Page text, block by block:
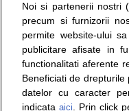
Noi si partenerii nostri
precum si furnizorii
permite website-ului
publicitare afisate in
functionalitati aferente
Beneficiati de
datelor cu caracter
indicata aici. Prin click